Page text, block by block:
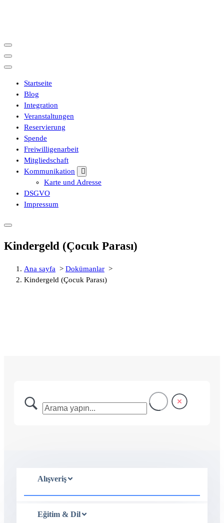
Startseite
Blog
Integration
Veranstaltungen
Reservierung
Spende
Freiwilligenarbeit
Mitgliedschaft
Kommunikation
Karte und Adresse
DSGVO
Impressum
Kindergeld (Çocuk Parası)
Ana sayfa > Dokümanlar >
Kindergeld (Çocuk Parası)
Alışveriş
Eğitim & Dil